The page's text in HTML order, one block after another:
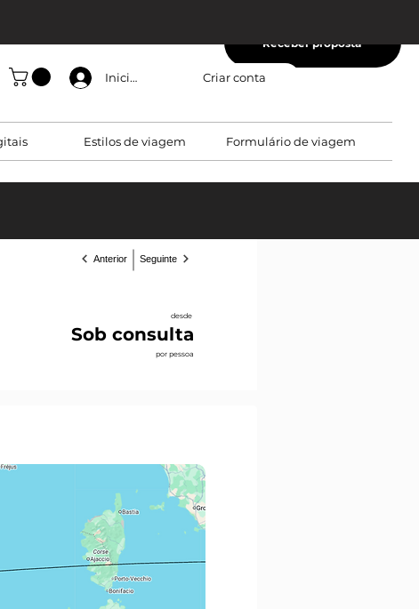
Iniciar sessão Criar conta
Estilos de viagem Formulário de viagem
Receber proposta
Seguinte
Anterior
desde
Sob consulta
por pessoa